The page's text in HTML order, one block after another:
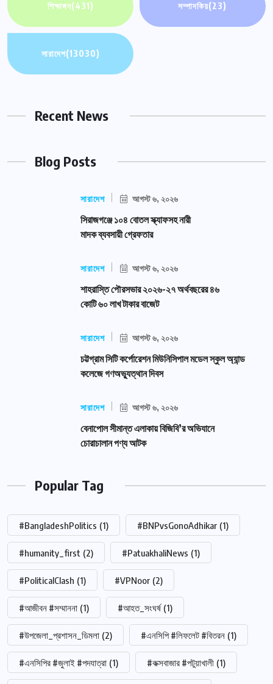
শিক্ষাঙ্গন(431) সম্পাদকিয়(23)
সারাদেশ(13030)
Recent News
Blog Posts
সারাদেশ আগস্ট ৬, ২০২৬
সিরাজগঞ্জে ১০৪ বোতল স্ক্যাফসহ নারী
মাদক ব্যবসায়ী গ্রেফতার
সারাদেশ আগস্ট ৬, ২০২৬
শাহরাস্তি পৌরসভার ২০২৬-২৭ অর্থবছরের ৪৬
কোটি ৬০ লাখ টাকার বাজেট
সারাদেশ আগস্ট ৬, ২০২৬
চট্টগ্রাম সিটি কর্পোরেশন মিউনিসিপাল মডেল স্কুল অ্যান্ড
কলেজে গণঅভ্যুত্থান দিবস
সারাদেশ আগস্ট ৬, ২০২৬
বেনাপোল সীমান্ত এলাকায় বিজিবি’র অভিযানে
চোরাচালান পণ্য আটক
Popular Tag
#BangladeshPolitics (1) #BNPvsGonoAdhikar (1)
#humanity_first (2) #PatuakhaliNews (1)
#PoliticalClash (1) #VPNoor (2)
#আজীবন #সম্মাননা (1) #আহত_সংঘর্ষ (1)
#উপজেলা_প্রশাসন_ডিমলা (2) #এনসিপি #লিফলেট #বিতরন (1)
#এনসিপির #জুলাই #পদযাত্রা (1) #কক্সবাজার #পটুয়াখালী (1)